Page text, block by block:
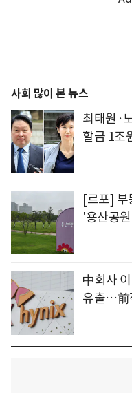
사회 많이 본 뉴스
최태원·
할금 1조
[르포] 부
'용산공
中회사
유출…前